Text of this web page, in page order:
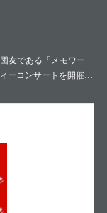
友である「メモワー
ーコンサートを開催…